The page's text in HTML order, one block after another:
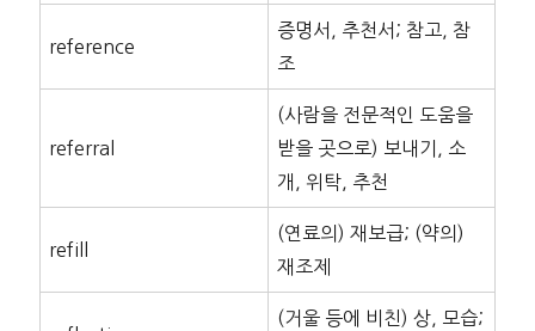
reference
증명서, 추천서; 참고, 참
조
referral
(사람을 전문적인 도움을
받을 곳으로) 보내기, 소
개, 위탁, 추천
refill
(연료의) 재보급; (약의)
재조제
(거울 등에 비친) 상, 모습;